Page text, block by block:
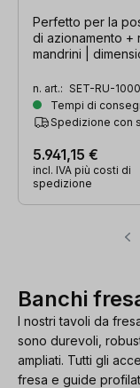
Perfetto per la
di azionamento
mandrini |
n. art.: SET-RU-
Tempi di
Spedizione con
5.941,15 €
incl. IVA più costi di
spedizione
Banchi
I nostri tavoli da
sono durevoli,
ampliati. Tutti gli
fresa e guide